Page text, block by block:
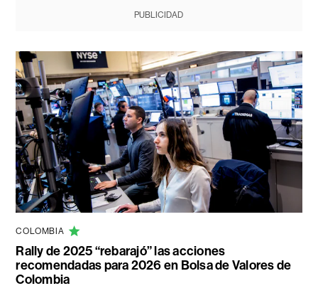
PUBLICIDAD
COLOMBIA
Rally de 2025 “rebarajó” las acciones
recomendadas para 2026 en Bolsa de Valores de
Colombia